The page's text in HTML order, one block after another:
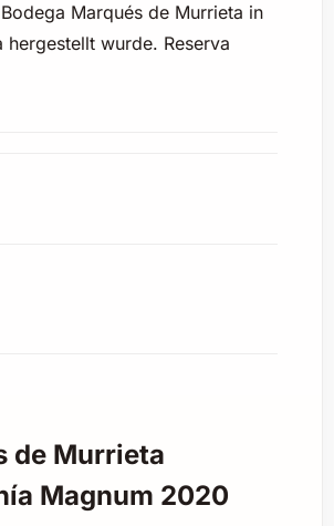
Marqués de Murrieta in
hergestellt wurde. Reserva
de Murrieta
Magnum 2020